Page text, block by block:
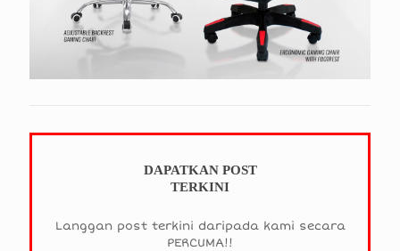
DAPATKAN POST
TERKINI
Langgan post terkini daripada kami secara
PERCUMA!!